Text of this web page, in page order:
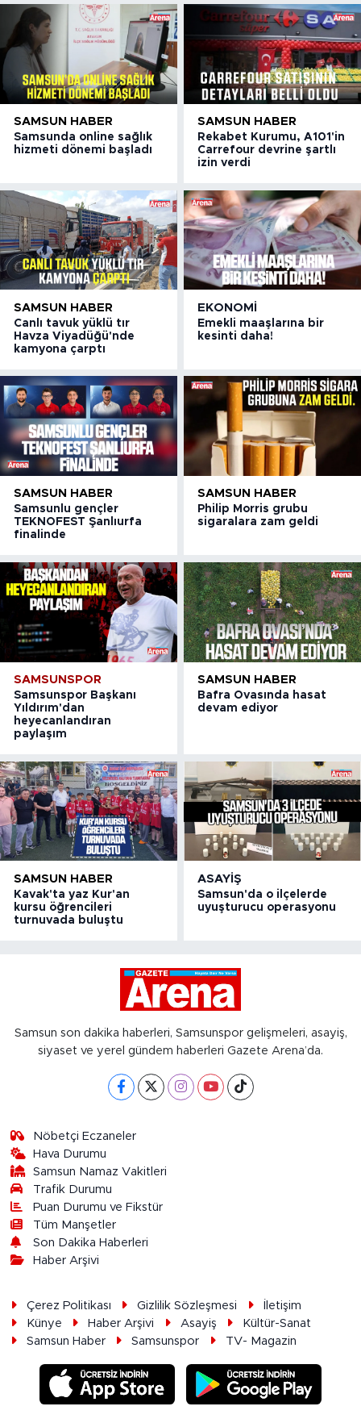
SAMSUN HABER
Samsunda online sağlık
hizmeti dönemi başladı
SAMSUN HABER
Rekabet Kurumu, A101'in
Carrefour devrine şartlı
izin verdi
SAMSUN HABER
Canlı tavuk yüklü tır
Havza Viyadüğü'nde
kamyona çarptı
EKONOMI
Emekli maaşlarına bir
kesinti daha!
SAMSUN HABER
Samsunlu gençler
TEKNOFEST Şanlıurfa
finalinde
SAMSUN HABER
Philip Morris grubu
sigaralara zam geldi
SAMSUNSPOR
Samsunspor Başkanı
Yıldırım'dan
heyecanlandıran
paylaşım
SAMSUN HABER
Bafra Ovasında hasat
devam ediyor
SAMSUN HABER
Kavak'ta yaz Kur'an
kursu öğrencileri
turnuvada buluştu
ASAYIŞ
Samsun'da o ilçelerde
uyuşturucu operasyonu
Samsun son dakika haberleri, Samsunspor gelişmeleri, asayiş,
siyaset ve yerel gündem haberleri Gazete Arena’da.
Nöbetçi Eczaneler
Hava Durumu
Samsun Namaz Vakitleri
Trafik Durumu
Puan Durumu ve Fikstür
Tüm Manşetler
Son Dakika Haberleri
Haber Arşivi
Çerez Politikası Gizlilik Sözleşmesi
İletişim
Künye
Haber Arşivi Asayiş
Kültür-Sanat
Samsun Haber
Samsunspor TV- Magazin